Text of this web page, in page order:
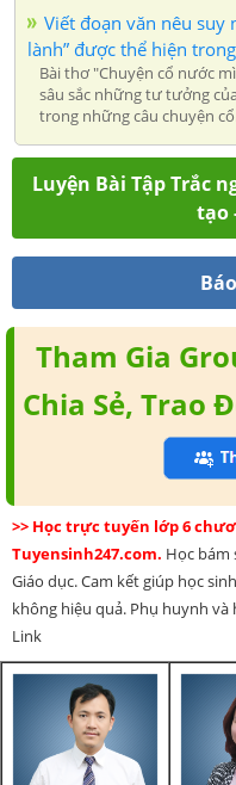
Viết đoạn văn nêu suy
lành” được thể hiện
Bài thơ "Chuyện cổ nước
sâu sắc những tư tưởng
trong những câu chuyện
Luyện Bài Tập Trắc
tạo
Tham Gia
Chia Sẻ, Trao
>> Học trực tuyến lớp 6
Tuyensinh247.com. Học bám
Giáo dục. Cam kết giúp học
không hiệu quả. Phụ huynh
Link